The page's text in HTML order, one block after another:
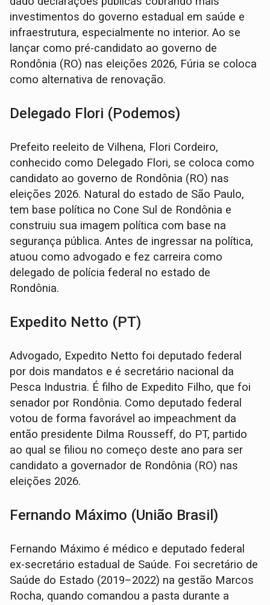
investimentos do governo estadual em saúde e
infraestrutura, especialmente no interior. Ao se
lançar como pré-candidato ao governo de
Rondônia (RO) nas eleições 2026, Fúria se coloca
como alternativa de renovação.
Delegado Flori (Podemos)
Prefeito reeleito de Vilhena, Flori Cordeiro,
conhecido como Delegado Flori, se coloca como
candidato ao governo de Rondônia (RO) nas
eleições 2026. Natural do estado de São Paulo,
tem base política no Cone Sul de Rondônia e
construiu sua imagem política com base na
segurança pública. Antes de ingressar na política,
atuou como advogado e fez carreira como
delegado de polícia federal no estado de
Rondônia.
Expedito Netto (PT)
Advogado, Expedito Netto foi deputado federal
por dois mandatos e é secretário nacional da
Pesca Industria. É filho de Expedito Filho, que foi
senador por Rondônia. Como deputado federal
votou de forma favorável ao impeachment da
então presidente Dilma Rousseff, do PT, partido
ao qual se filiou no começo deste ano para ser
candidato a governador de Rondônia (RO) nas
eleições 2026.
Fernando Máximo (União Brasil)
Fernando Máximo é médico e deputado federal
ex-secretário estadual de Saúde. Foi secretário de
Saúde do Estado (2019–2022) na gestão Marcos
Rocha, quando comandou a pasta durante a